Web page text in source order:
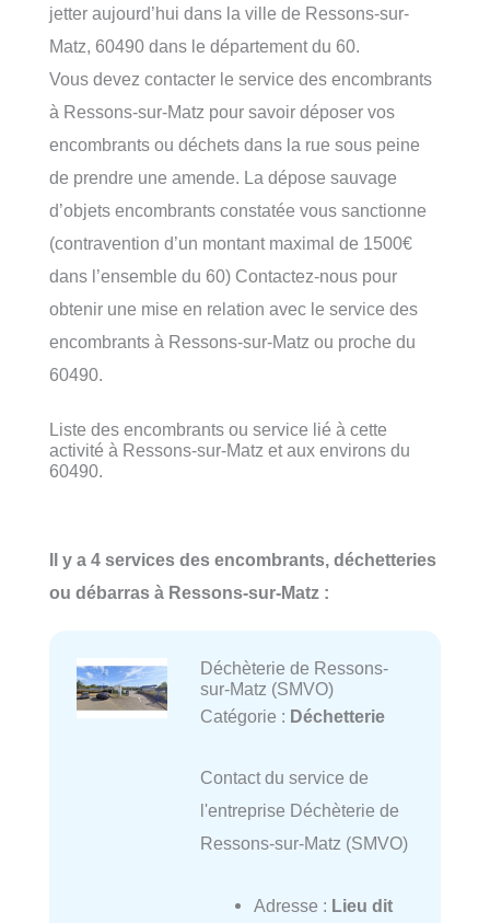
jetter aujourd’hui dans la ville de Ressons-sur-
Matz, 60490 dans le département du 60.
Vous devez contacter le service des encombrants
à Ressons-sur-Matz pour savoir déposer vos
encombrants ou déchets dans la rue sous peine
de prendre une amende. La dépose sauvage
d’objets encombrants constatée vous sanctionne
(contravention d’un montant maximal de 1500€
dans l’ensemble du 60) Contactez-nous pour
obtenir une mise en relation avec le service des
encombrants à Ressons-sur-Matz ou proche du
60490.
Liste des encombrants ou service lié à cette
activité à Ressons-sur-Matz et aux environs du
60490.
Il y a 4 services des encombrants, déchetteries
ou débarras à Ressons-sur-Matz :
Déchèterie de Ressons-
sur-Matz (SMVO)
Catégorie : Déchetterie
Contact du service de
l'entreprise Déchèterie de
Ressons-sur-Matz (SMVO)
Adresse : Lieu dit